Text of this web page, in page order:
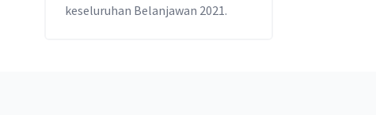
keseluruhan Belanjawan 2021.